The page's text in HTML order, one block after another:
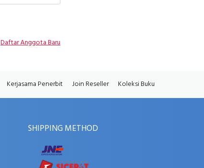
Daftar Anggota Baru
Kerjasama Penerbit Join Reseller Koleksi Buku
SHIPPING METHOD